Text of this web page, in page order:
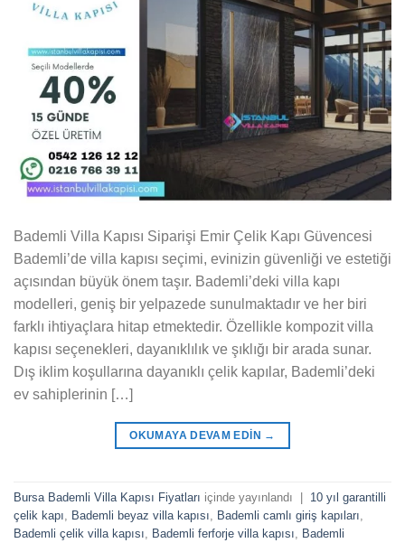
Bademli Villa Kapısı Siparişi Emir Çelik Kapı Güvencesi
Bademli’de villa kapısı seçimi, evinizin güvenliği ve estetiği
açısından büyük önem taşır. Bademli’deki villa kapı
modelleri, geniş bir yelpazede sunulmaktadır ve her biri
farklı ihtiyaçlara hitap etmektedir. Özellikle kompozit villa
kapısı seçenekleri, dayanıklılık ve şıklığı bir arada sunar.
Dış iklim koşullarına dayanıklı çelik kapılar, Bademli’deki
ev sahiplerinin […]
OKUMAYA DEVAM EDIN →
Bursa Bademli Villa Kapısı Fiyatları içinde yayınlandı | 10 yıl garantilli
çelik kapı
Bademli beyaz villa kapısı Bademli camlı giriş kapıları
Bademli çelik villa kapısı
Bademli ferforje villa kapısı
Bademli